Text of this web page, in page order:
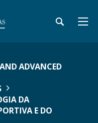
ADVANCED
DA
E DO